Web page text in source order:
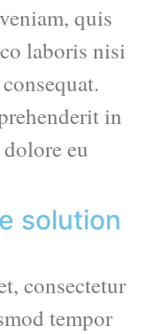
quis
laboris nisi
in
eu
solution
consectetur
tempor